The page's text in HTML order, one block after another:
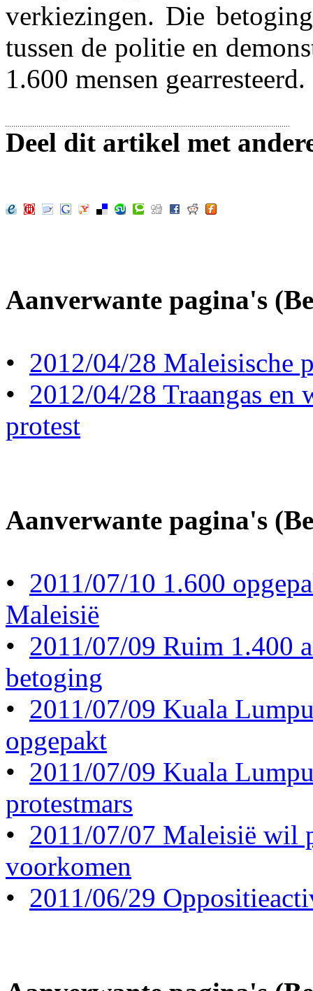
verkiezingen. Die
tussen de politie en
1.600 mensen gearresteerd.
Deel dit artikel met
Aanverwante pagina's
• 2012/04/28 Maleisische
• 2012/04/28 Traangas
protest
Aanverwante pagina's
• 2011/07/10 1.600
Maleisië
• 2011/07/09 Ruim 1.400
betoging
• 2011/07/09 Kuala
opgepakt
• 2011/07/09 Kuala
protestmars
• 2011/07/07 Maleisië wil
voorkomen
• 2011/06/29